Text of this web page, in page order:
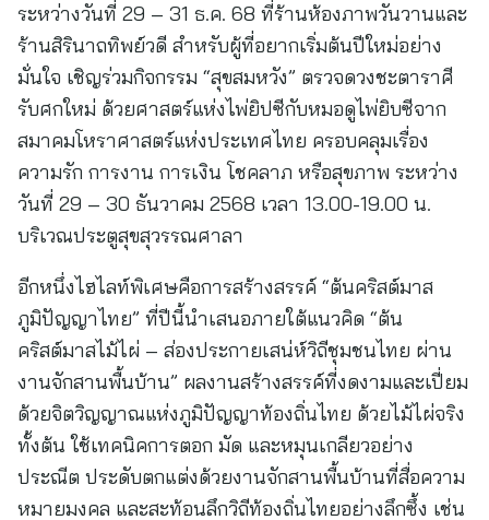
ระหว่างวันที่ 29 – 31 ธ.ค. 68 ที่ร้านห้องภาพวันวานและ
ร้านสิรินาถทิพย์วดี สำหรับผู้ที่อยากเริ่มต้นปีใหม่อย่าง
มั่นใจ เชิญร่วมกิจกรรม “สุขสมหวัง” ตรวจดวงชะตาราศี
รับศกใหม่ ด้วยศาสตร์แห่งไพ่ยิปซีกับหมอดูไพ่ยิบซีจาก
สมาคมโหราศาสตร์แห่งประเทศไทย ครอบคลุมเรื่อง
ความรัก การงาน การเงิน โชคลาภ หรือสุขภาพ ระหว่าง
วันที่ 29 – 30 ธันวาคม 2568 เวลา 13.00-19.00 น.
บริเวณประตูสุขสุวรรณศาลา
อีกหนึ่งไฮไลท์พิเศษคือการสร้างสรรค์ “ต้นคริสต์มาส
ภูมิปัญญาไทย” ที่ปีนี้นำเสนอภายใต้แนวคิด “ต้น
คริสต์มาสไม้ไผ่ – ส่องประกายเสน่ห์วิถีชุมชนไทย ผ่าน
งานจักสานพื้นบ้าน” ผลงานสร้างสรรค์ที่งดงามและเปี่ยม
ด้วยจิตวิญญาณแห่งภูมิปัญญาท้องถิ่นไทย ด้วยไม้ไผ่จริง
ทั้งต้น ใช้เทคนิคการตอก มัด และหมุนเกลียวอย่าง
ประณีต ประดับตกแต่งด้วยงานจักสานพื้นบ้านที่สื่อความ
หมายมงคล และสะท้อนลึกวิถีท้องถิ่นไทยอย่างลึกซึ้ง เช่น